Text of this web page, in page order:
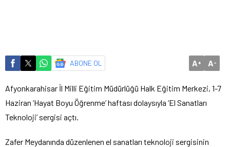
ABONE OL A+ A-
Afyonkarahisar İl Milli Eğitim Müdürlüğü Halk Eğitim Merkezi, 1-7
Haziran ‘Hayat Boyu Öğrenme’ haftası dolaysıyla ‘El Sanatları
Teknoloji’ sergisi açtı.
Zafer Meydanında düzenlenen el sanatları teknoloji sergisinin